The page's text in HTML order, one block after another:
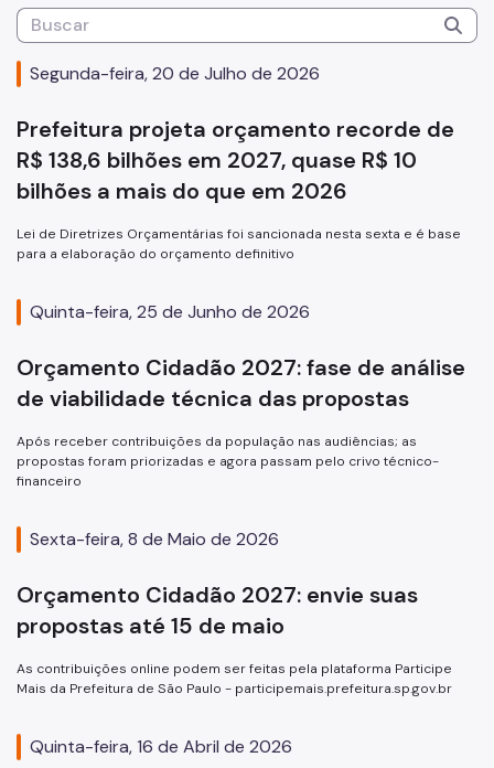
Comissão de Avaliação de Políticas Públicas
Comitê Gestor do Contrato de Concessão da Sabesp
Notícias
Segunda-feira, 20 de Julho de 2026
Prefeitura projeta orçamento recorde de
R$ 138,6 bilhões em 2027, quase R$ 10
bilhões a mais do que em 2026
Lei de Diretrizes Orçamentárias foi sancionada nesta sexta e é base
para a elaboração do orçamento definitivo
Quinta-feira, 25 de Junho de 2026
Orçamento Cidadão 2027: fase de análise
de viabilidade técnica das propostas
Após receber contribuições da população nas audiências; as
propostas foram priorizadas e agora passam pelo crivo técnico-
financeiro
Sexta-feira, 8 de Maio de 2026
Orçamento Cidadão 2027: envie suas
propostas até 15 de maio
As contribuições online podem ser feitas pela plataforma Participe
Mais da Prefeitura de São Paulo - participemais.prefeitura.sp.gov.br
Quinta-feira, 16 de Abril de 2026